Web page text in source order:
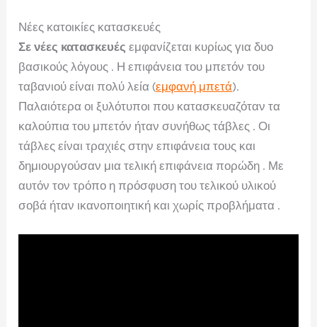
Νέες κατοικίες κατασκευές
Σε νέες κατασκευές εμφανίζεται κυρίως για δυο
βασικούς λόγους . Η επιφάνεια του μπετόν του
ταβανιού είναι πολύ λεία (εμφανή μπετά).
Παλαιότερα οι ξυλότυποι που κατασκευαζόταν τα
καλούπια του μπετόν ήταν συνήθως τάβλες . Οι
τάβλες είναι τραχιές στην επιφάνεια τους και
δημιουργούσαν μια τελική επιφάνεια πορώδη . Με
αυτόν τον τρόπο η πρόσφυση του τελικού υλικού
σοβά ήταν ικανοποιητική και χωρίς προβλήματα .